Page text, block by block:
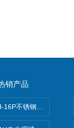
销产品
16P不锈钢硬密封球阀